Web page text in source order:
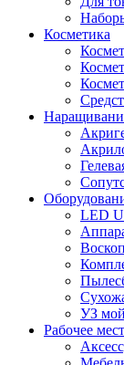
Косметика
LED
УЗ
Рабочее